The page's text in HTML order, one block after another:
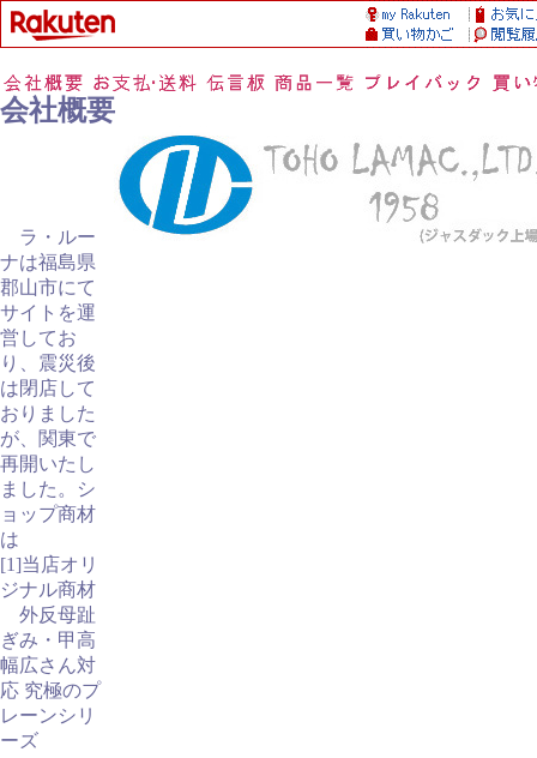
会社概要
ラ・ルー
ナは福島県
郡山市にて
サイトを運
営してお
り、震災後
は閉店して
おりました
が、関東で
再開いたし
ました。シ
ョップ商材
は
[1]当店オリ
ジナル商材
外反母趾
ぎみ・甲高
幅広さん対
応 究極のプ
レーンシリ
ーズ